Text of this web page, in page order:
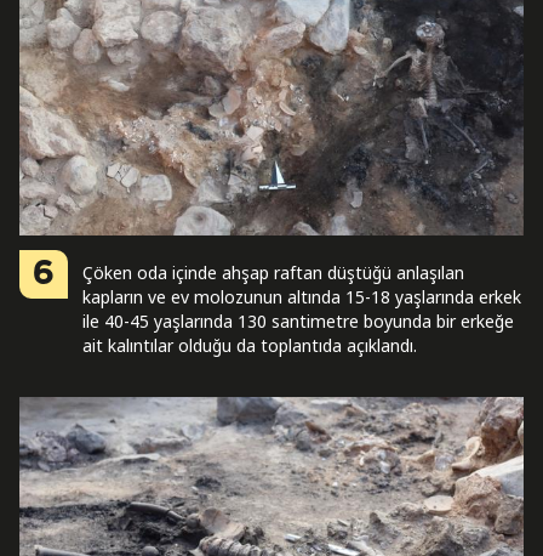
6
Çöken oda içinde ahşap raftan düştüğü anlaşılan
kapların ve ev molozunun altında 15-18 yaşlarında erkek
ile 40-45 yaşlarında 130 santimetre boyunda bir erkeğe
ait kalıntılar olduğu da toplantıda açıklandı.